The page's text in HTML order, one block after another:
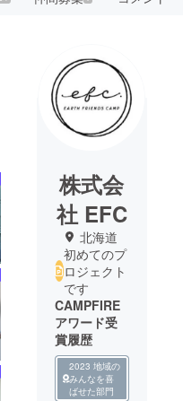
株式会
社 EFC
北海道
初めてのプ
ロジェクト
です
CAMPFIRE
アワード受
賞履歴
2023 地域の
みんなを喜
ばせた部門